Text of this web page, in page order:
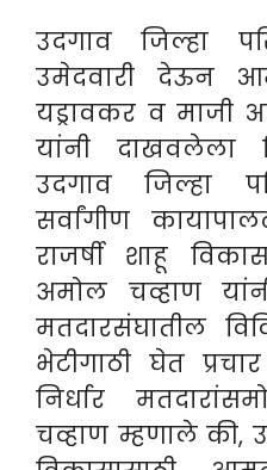
उदगाव जिल्हा
उमेदवारी देऊन
यड्रावकर व माजी
यांनी दाखवलेला
उदगाव जिल्हा
सर्वांगीण
राजर्षी शाहू
अमोल चव्हाण
मतदारसंघातील
भेटीगाठी घेत
निर्धार
चव्हाण म्हणाले की,